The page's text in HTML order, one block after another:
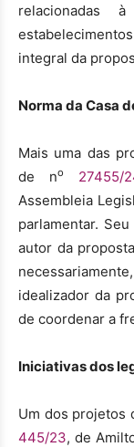
relacionadas
integral da
Norma da Casa
Mais uma das
de no 27455/
Assembleia
parlamentar.
autor da
idealizador da
de coordenar a
Iniciativas dos
Um dos projetos
445/23, de